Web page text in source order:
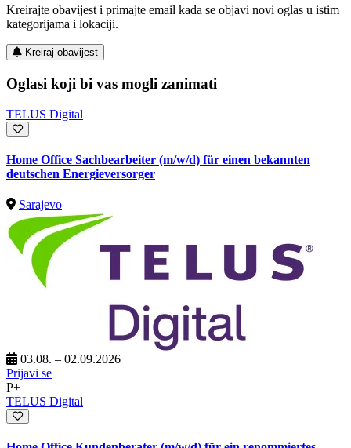
Kreirajte obavijest i primajte email kada se objavi novi oglas u istim
kategorijama i lokaciji.
Kreiraj obavijest
Oglasi koji bi vas mogli zanimati
TELUS Digital
Home Office Sachbearbeiter (m/w/d) für einen bekannten
deutschen Energieversorger
Sarajevo
03.08. – 02.09.2026
Prijavi se
P+
TELUS Digital